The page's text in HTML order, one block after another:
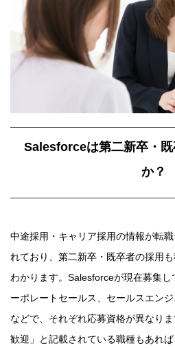
Salesforceは第二新卒・
か？
中途採用・キャリア採用の情報が転
れており、第二新卒・既卒者の採用
わかります。Salesforceが現在募集
ーポレートセールス、セールスエン
などで、それぞれ応募資格が異なり
歓迎」と記載されている職種もあれ